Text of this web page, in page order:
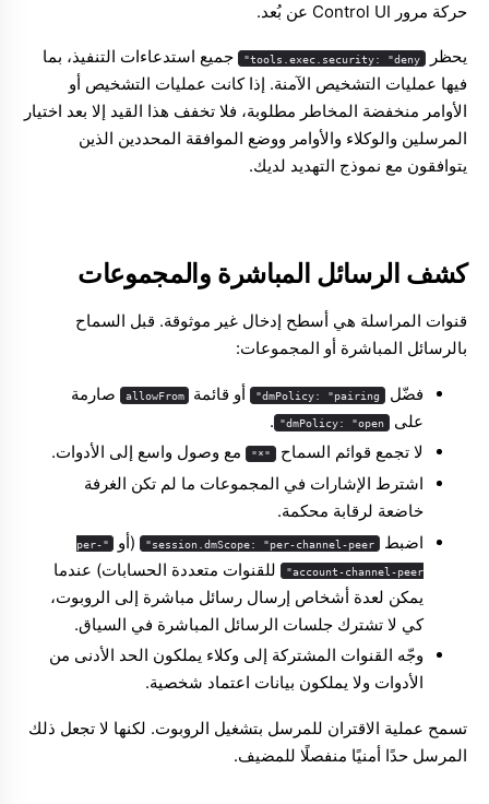
حركة مرور Control UI عن بُعد.
يحظر tools.exec.security: "deny"
جميع استدعاءات التنفيذ، بما
فيها عمليات التشخيص الآمنة. إذا كانت عمليات التشخيص أو
الأوامر منخفضة المخاطر مطلوبة، فلا تخفف هذا القيد إلا بعد اختيار
المرسلين والوكلاء والأوامر ووضع الموافقة المحددين الذين
يتوافقون مع نموذج التهديد لديك.
كشف الرسائل المباشرة والمجموعات
قنوات المراسلة هي أسطح إدخال غير موثوقة. قبل السماح
بالرسائل المباشرة أو المجموعات:
فضّل dmPolicy: "pairing" أو قائمة allowFrom
صارمة
على
dmPolicy: "open"
.
لا تجمع قوائم السماح
"*" مع وصول واسع إلى الأدوات.
اشترط الإشارات في المجموعات ما لم تكن الغرفة
خاضعة لرقابة محكمة.
اضبط
session.dmScope: "per-channel-peer" (أو "per-
account-channel-peer"
للقنوات متعددة الحسابات) عندما
يمكن لعدة أشخاص إرسال رسائل مباشرة إلى الروبوت،
كي لا تشترك جلسات الرسائل المباشرة في السياق.
وجّه القنوات المشتركة إلى وكلاء يملكون الحد الأدنى من
الأدوات ولا يملكون بيانات اعتماد شخصية.
تسمح عملية الاقتران للمرسل بتشغيل الروبوت. لكنها لا تجعل ذلك
المرسل حدًا أمنيًا منفصلًا للمضيف.